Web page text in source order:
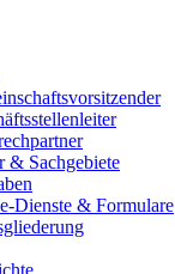
& Sachgebiete
Dienste & Formulare